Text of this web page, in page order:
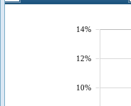
10%
12%
14%